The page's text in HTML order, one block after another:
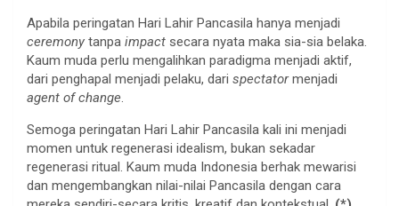
Apabila peringatan Hari Lahir Pancasila hanya menjadi
ceremony tanpa impact secara nyata maka sia-sia belaka.
Kaum muda perlu mengalihkan paradigma menjadi aktif,
dari penghapal menjadi pelaku, dari spectatormenjadi
agent of change.
Semoga peringatan Hari Lahir Pancasila kali ini menjadi
momen untuk regenerasi idealism, bukan sekadar
regenerasi ritual. Kaum muda Indonesia berhak mewarisi
dan mengembangkan nilai-nilai Pancasila dengan cara